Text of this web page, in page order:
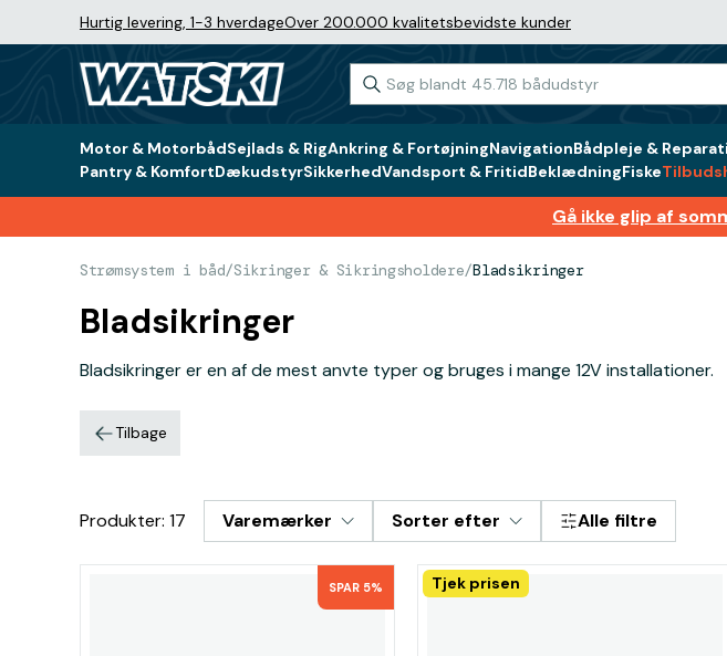
Hurtig levering, 1-3 hverdageOver 200.000 kvalitetsbevidste kunder
Motor & MotorbådSejlads & RigAnkring & FortøjningNavigationBådpleje &
Pantry & KomfortDækudstyrSikkerhedVandsport & FritidBeklædningFiske
Gå ikke glip af
Strømsystem i båd/Sikringer & Sikringsholdere/Bladsikringer
Bladsikringer
Bladsikringer er en af de mest anvte typer og bruges i mange 12V installationer.
Tilbage
Produkter: 17 Varemærker Sorter efter Alle filtre
SPAR 5% Tjek prisen